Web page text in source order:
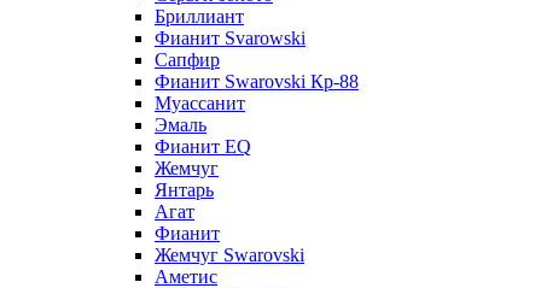
Бриллиант
Фианит Svarowski
Сапфир
Фианит Swarovski Кр-88
Муассанит
Эмаль
Фианит EQ
Жемчуг
Янтарь
Агат
Фианит
Жемчуг Swarovski
Аметис